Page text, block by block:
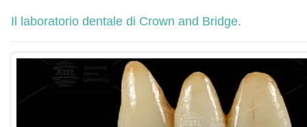
Il laboratorio dentale di Crown and Bridge.